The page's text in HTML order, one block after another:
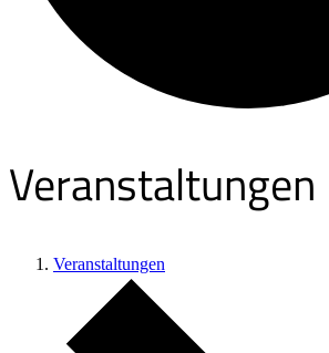
Veranstaltungen
Veranstaltungen